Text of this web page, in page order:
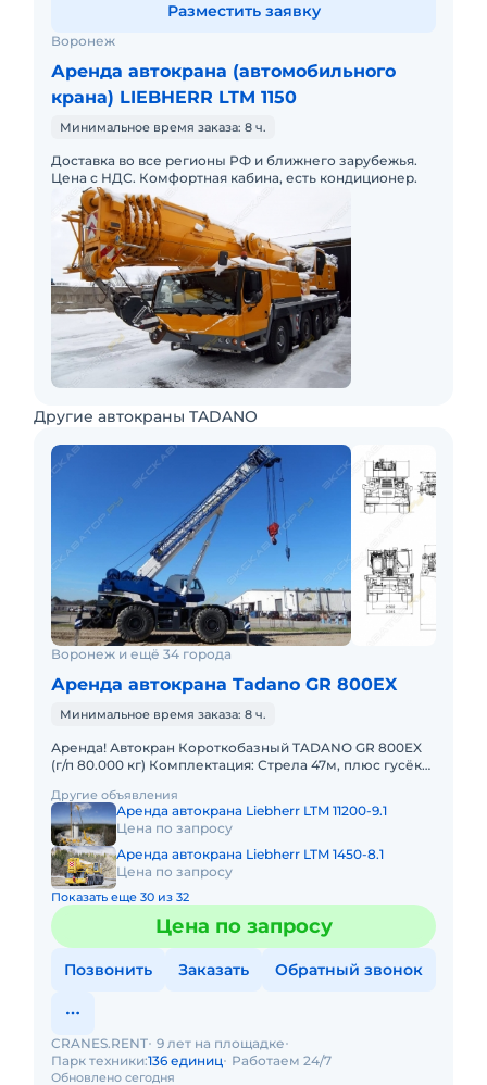
Воронеж
Аренда автокрана (автомобильного
крана) LIEBHERR LTM 1150
Минимальное время заказа: 8 ч.
Доставка во все регионы РФ и ближнего зарубежья.
Цена с НДС. Комфортная кабина, есть кондиционер.
Разместить заявку
Другие автокраны TADANO
Воронеж и ещё 34 города
Аренда автокрана Tadano GR 800EX
Минимальное время заказа: 8 ч.
Аренда! Автокран Короткобазный TADANO GR 800EX
(г/п 80.000 кг) Комплектация: Стрела 47м, плюс гусёк
и прохо
Другие объявления
Аренда автокрана Liebherr LTM 11200-9.1
Цена по запросу
Аренда автокрана Liebherr LTM 1450-8.1
Цена по запросу
Показать еще 30 из 32
Цена по запросу
Позвонить Заказать Обратный звонок
Обновлено сегодня
CRANES.RENT 9 лет на площадке
Парк техники:136 единиц Работаем 24/7